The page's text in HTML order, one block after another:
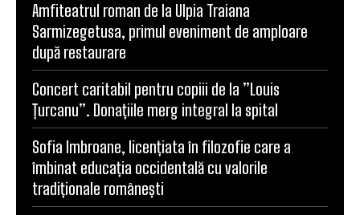
Amfiteatrul roman de la Ulpia Traiana
Sarmizegetusa, primul eveniment de amploare
după restaurare
Concert caritabil pentru copiii de la ”Louis
Țurcanu”. Donațiile merg integral la spital
Sofia Imbroane, licențiata în filozofie care a
îmbinat educația occidentală cu valorile
tradiționale românești